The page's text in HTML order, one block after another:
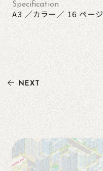
Specification
A3 ／カラー／ 16 ページ
NEXT